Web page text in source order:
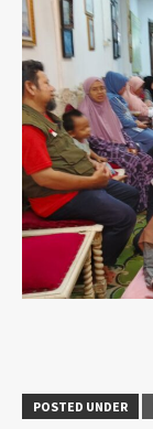
POSTED UNDER